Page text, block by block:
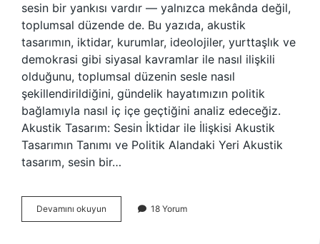
sesin bir yankısı vardır — yalnızca mekânda değil,
toplumsal düzende de. Bu yazıda, akustik
tasarımın, iktidar, kurumlar, ideolojiler, yurttaşlık ve
demokrasi gibi siyasal kavramlar ile nasıl ilişkili
olduğunu, toplumsal düzenin sesle nasıl
şekillendirildiğini, gündelik hayatımızın politik
bağlamıyla nasıl iç içe geçtiğini analiz edeceğiz.
Akustik Tasarım: Sesin İktidar ile İlişkisi Akustik
Tasarımın Tanımı ve Politik Alandaki Yeri Akustik
tasarım, sesin bir…
Devamını okuyun
tasarım
18 Yorum